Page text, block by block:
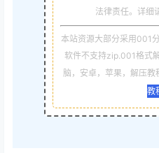
法律责任。详细
本站资源大部分采用001
软件不支持zip.001格式
脑，安卓，苹果，解压教
教